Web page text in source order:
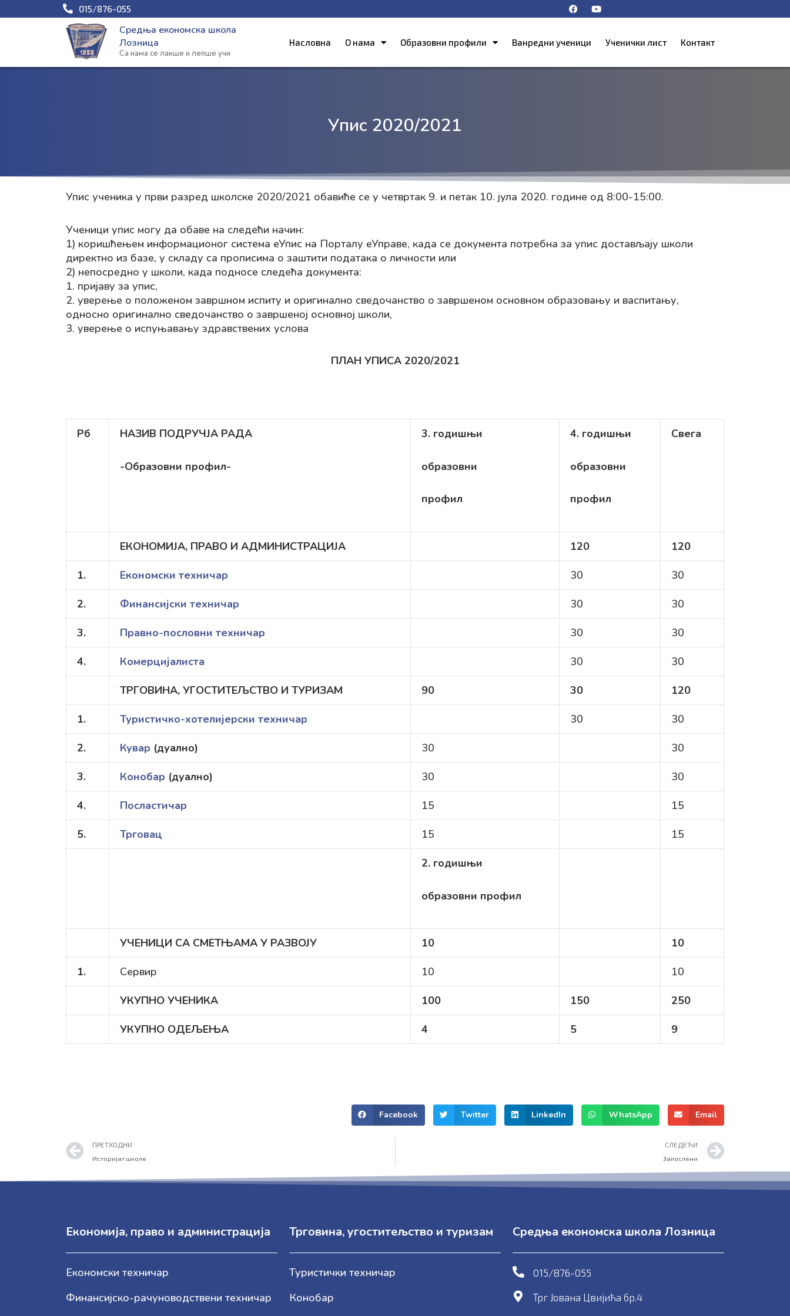
на
015/876-055 F
a
c
b
o
k
Y
o
u
Средња економска школа
Лозница
Са нама се лакше и лепше учи
Насловна О нама Образовни профили Ванредни ученици Ученички лист Контакт
Упис 2020/2021
Упис ученика у први разред школске 2020/2021 обавиће се у четвртак 9. и петак 10. јула 2020. године од 8:00-15:00.
Ученици упис могу да обаве на следећи начин:
1) коришћењем информационог система еУпис на Порталу еУправе, када се документа потребна за упис достављају школи
директно из базе, у складу са прописима о заштити података о личности или
2) непосредно у школи, када подносе следећа документа:
1. пријаву за упис,
2. уверење о положеном завршном испиту и оригинално сведочанство о завршеном основном образовању и васпитању,
односно оригинално сведочанство о завршеној основној школи,
3. уверење о испуњавању здравствених услова
ПЛАН УПИСА 2020/2021
Рб НАЗИВ ПОДРУЧЈА РАДА
-Образовни профил-
3. годишњи
образовни
профил
4. годишњи
образовни
профил
Свега
ЕКОНОМИЈА, ПРАВО И АДМИНИСТРАЦИЈА 120 120
1. Економски техничар 30 30
2. Финансијски техничар 30 30
3. Правно-пословни техничар 30 30
4. Комерцијалиста 30 30
ТРГОВИНА, УГОСТИТЕЉСТВО И ТУРИЗАМ 90 30 120
1. Туристичко-хотелијерски техничар 30 30
2. Кувар (дуално) 30 30
3. Конобар (дуално) 30 30
4. Посластичар 15 15
5. Трговац 15 15
2. годишњи
образовни профил
УЧЕНИЦИ СА СМЕТЊАМА У РАЗВОЈУ 10 10
1. Сервир 10 10
УКУПНО УЧЕНИКА 100 150 250
УКУПНО ОДЕЉЕЊА 4 5 9
Facebook Twitter LinkedIn WhatsApp Email
Prev
ПРЕТХОДНИ
Историјат школе
СЛЕДЕЋИ
Запослени
Економија, право и администрација
Економски техничар
Финансијско-рачуноводствени техничар
Трговина, угоститељство и туризам
Туристички техничар
Конобар
Средња економска школа Лозница
015/876-055
Трг Јована Цвијића бр.4